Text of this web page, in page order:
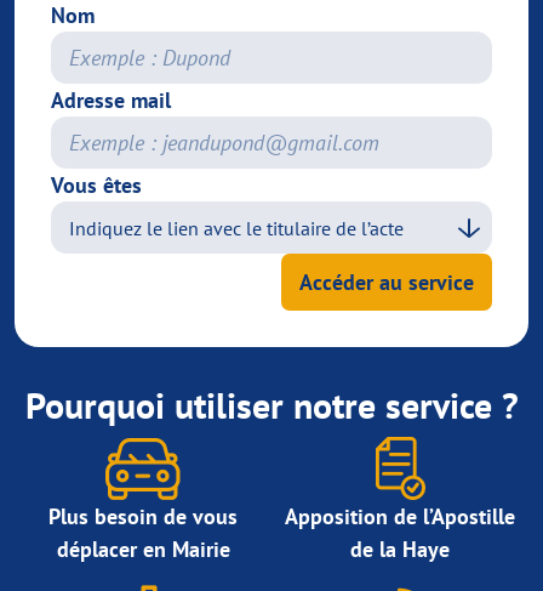
Nom
Adresse mail
Vous êtes
Accéder au service
Pourquoi utiliser notre service ?
Plus besoin de vous
déplacer en Mairie
Apposition de l’Apostille
de la Haye